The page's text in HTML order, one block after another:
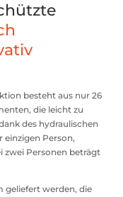
besteht aus nur 26
die leicht zu
des hydraulischen
einzigen Person,
zwei Personen beträgt
geliefert werden, die